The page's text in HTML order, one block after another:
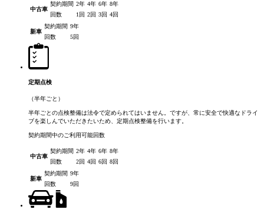
中古車
契約期間 2年 4年 6年 8年
回数
1回 2回 3回 4回
新車
契約期間 9年
回数
5回
定期点検
（半年ごと）
半年ごとの点検整備は法令で定められてはいません。ですが、常に安全で快適なドライ
ブを楽しんでいただきたいため、定期点検整備を行います。
契約期間中のご利用可能回数
中古車
契約期間 2年 4年 6年 8年
回数
2回 4回 6回 8回
新車
契約期間 9年
回数
9回